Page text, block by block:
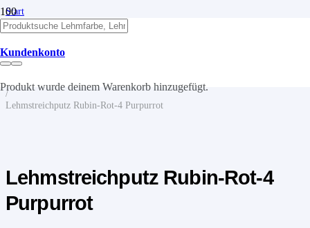
Kundenkonto
Produkt wurde deinem Warenkorb hinzugefügt.
Start
/
Lehm
/
Lehmfarben
Lehmstreichputz
/
Lehmstreichputz Rubin-Rot-4 Purpurrot
Lehmstreichputz Rubin-Rot-4
Purpurrot